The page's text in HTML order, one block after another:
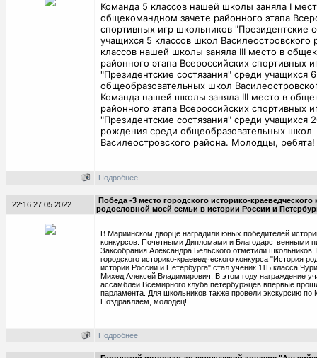
Команда 5 классов нашей школы заняла I
общекомандном зачете районного этапа
спортивных игр школьников "Президентские
учащихся 5 классов школ Василеостровского
классов нашей школы заняла III место в
районного этапа Всероссийских спортивных
"Президентские состязания" среди учащихся
общеобразовательных школ
Команда нашей школы заняла III место в
районного этапа Всероссийских спортивных
"Президентские состязания" среди учащихся
рождения среди общеобразовательных школ
Василеостровского района. Молодцы, ребята!
Подробнее
22:16 27.05.2022
Победа -3 место городского историко-краеведческого
родословной моей семьи в истории России и
В Мариинском дворце наградили юных победителей
конкурсов. Почетными Дипломами и Благодарственными
Заксобрания Александра Бельского отметили
городского историко-краеведческого конкурса "История
истории России и Петербурга" стал ученик 11Б класса
Михед Алексей Владимирович. В этом году награждение
ассамблеи Всемирного клуба петербуржцев впервые
парламента. Для школьников также провели экскурсию по
Поздравляем, молодец!
Подробнее